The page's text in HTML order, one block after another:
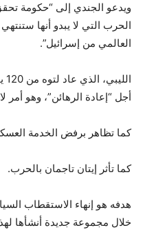
ويدعو الجندي إلى “حكومة
الحرب التي لا يبدو أنها
العالمي من إسرائيل”.
أجل “إعادة الرهائن”، وهو أمر
كما تظاهر برفض الخدمة
كما تأثر إيتان تاجمان بالحرب.
هدفه هو إنهاء الاستقطاب
خلال مجموعة جديدة أنشأها